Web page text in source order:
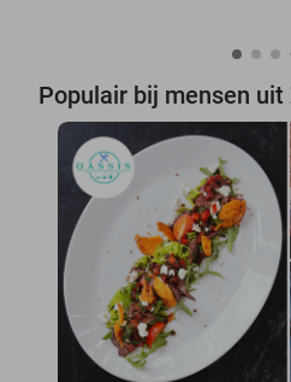
Populair bij mensen uit